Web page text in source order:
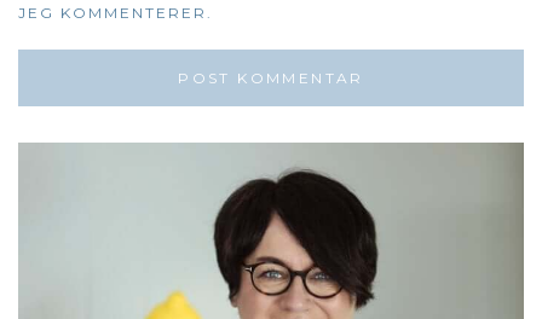
JEG KOMMENTERER.